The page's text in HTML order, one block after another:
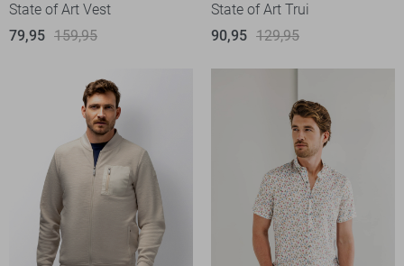
State of Art Vest
79,95 159,95
State of Art Trui
90,95 129,95